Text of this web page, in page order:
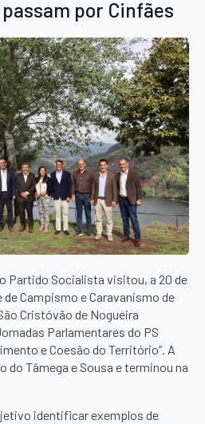
por Cinfães
Partido Socialista visitou, a 20 de
Campismo e Caravanismo de
Cristóvão de Nogueira
Parlamentares do PS
e Coesão do Território”. A
do Tâmega e Sousa e terminou na
identificar exemplos de